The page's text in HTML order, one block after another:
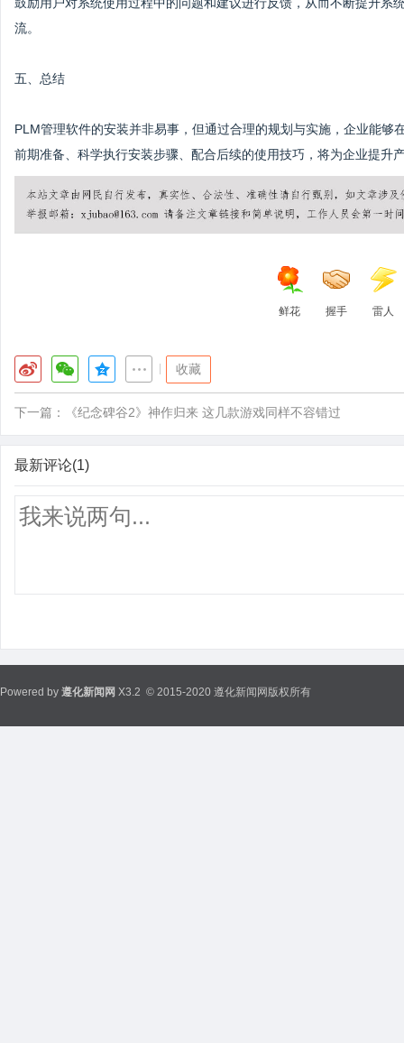
流。
五、总结
PLM管理软件的安装并非易事，但通过合理的规划与实施，企业能
前期准备、科学执行安装步骤、配合后续的使用技巧，将为企业提升
鲜花 握手 雷人
收藏
下一篇： 《纪念碑谷2》神作归来 这几款游戏同样不容错过
最新评论(1)
Powered by 遵化新闻网 X3.2 © 2015-2020 遵化新闻网版权所有